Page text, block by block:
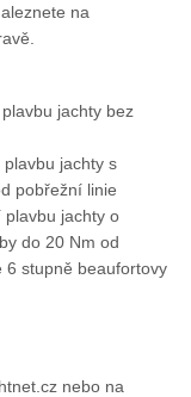
na
jachty bez
jachty s
pobřežní linie
jachty o
do 20 Nm od
6 stupně beaufortovy
nebo na